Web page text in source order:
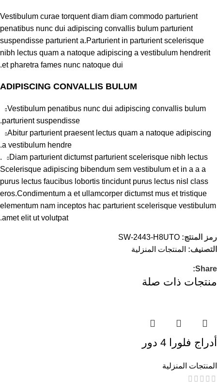
Vestibulum curae torquent diam diam commodo parturient
penatibus nunc dui adipiscing convallis bulum parturient
suspendisse parturient a.Parturient in parturient scelerisque
nibh lectus quam a natoque adipiscing a vestibulum hendrerit
et pharetra fames nunc natoque dui.
ADIPISCING CONVALLIS BULUM
Vestibulum penatibus nunc dui adipiscing convallis bulum
parturient suspendisse.
Abitur parturient praesent lectus quam a natoque adipiscing
a vestibulum hendre.
Diam parturient dictumst parturient scelerisque nibh lectus.
Scelerisque adipiscing bibendum sem vestibulum et in a a a
purus lectus faucibus lobortis tincidunt purus lectus nisl class
eros.Condimentum a et ullamcorper dictumst mus et tristique
elementum nam inceptos hac parturient scelerisque vestibulum
amet elit ut volutpat.
رمز المنتج: SW-2443-H8UTO
التصنيف: المنتجات المنزلية
Share:
منتجات ذات صلة
أدراج فلورا 4 دور
المنتجات المنزلية